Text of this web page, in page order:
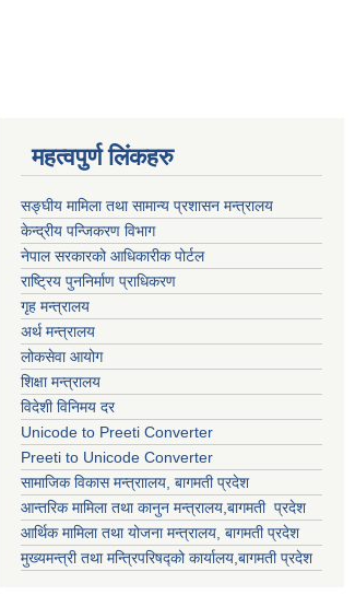
महत्वपुर्ण लिंकहरु
सङ्घीय मामिला तथा सामान्य प्रशासन मन्त्रालय
केन्द्रीय पन्जिकरण विभाग
नेपाल सरकारको आधिकारीक पोर्टल
राष्ट्रिय पुननिर्माण प्राधिकरण
गृह मन्त्रालय
अर्थ मन्त्रालय
लोकसेवा आयोग
शिक्षा मन्त्रालय
विदेशी विनिमय दर
Unicode to Preeti Converter
Preeti to Unicode Converter
सामाजिक विकास मन्त्राालय, बागमती प्रदेश
आन्तरिक मामिला तथा कानुन मन्त्रालय,बागमती प्रदेश
आर्थिक मामिला तथा योजना मन्त्रालय, बागमती प्रदेश
मुख्यमन्त्री तथा मन्त्रिपरिषद्को कार्यालय,बागमती प्रदेश